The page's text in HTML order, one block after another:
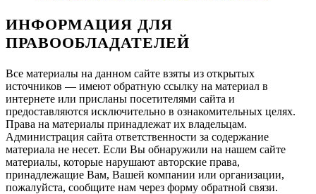
ИНФОРМАЦИЯ ДЛЯ
ПРАВООБЛАДАТЕЛЕЙ
Все материалы на данном сайте взяты из открытых
источников — имеют обратную ссылку на материал в
интернете или присланы посетителями сайта и
предоставляются исключительно в ознакомительных целях.
Права на материалы принадлежат их владельцам.
Администрация сайта ответственности за содержание
материала не несет. Если Вы обнаружили на нашем сайте
материалы, которые нарушают авторские права,
принадлежащие Вам, Вашей компании или организации,
пожалуйста, сообщите нам через форму обратной связи.